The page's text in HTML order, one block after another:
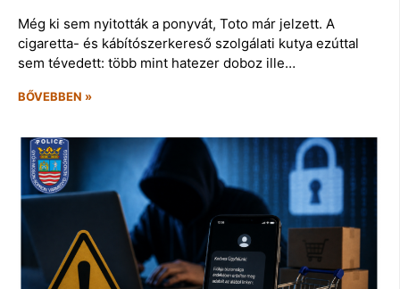
Még ki sem nyitották a ponyvát, Toto már jelzett. A
cigaretta- és kábítószerkereső szolgálati kutya ezúttal
sem tévedett: több mint hatezer doboz ille…
BŐVEBBEN »